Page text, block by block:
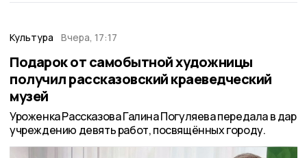
Культура Вчера, 17:17
Подарок от самобытной художницы
получил рассказовский краеведческий
музей
Уроженка Рассказова Галина Погуляева передала в дар
учреждению девять работ, посвящённых городу.